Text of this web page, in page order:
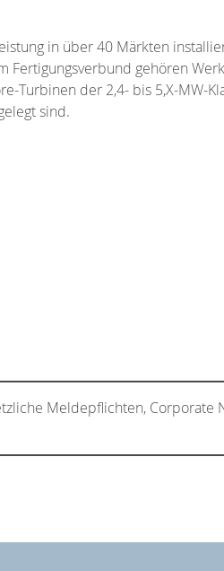
in über 40 Märkten
gehören
Turbinen der 2,4- bis 5,X-MW-
sind.
Meldepflichten,